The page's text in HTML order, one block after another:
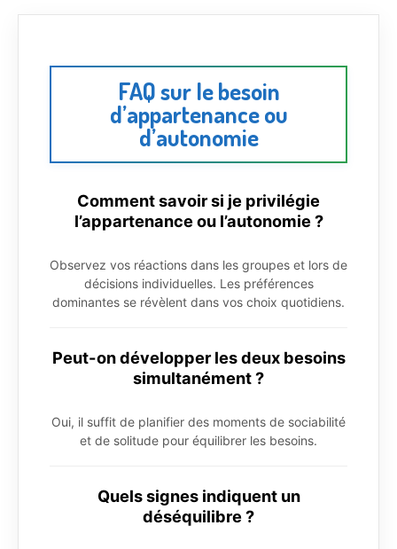
FAQ sur le besoin
d’appartenance ou
d’autonomie
Comment savoir si je privilégie
l’appartenance ou l’autonomie ?
Observez vos réactions dans les groupes et lors de
décisions individuelles. Les préférences
dominantes se révèlent dans vos choix quotidiens.
Peut-on développer les deux besoins
simultanément ?
Oui, il suffit de planifier des moments de sociabilité
et de solitude pour équilibrer les besoins.
Quels signes indiquent un
déséquilibre ?